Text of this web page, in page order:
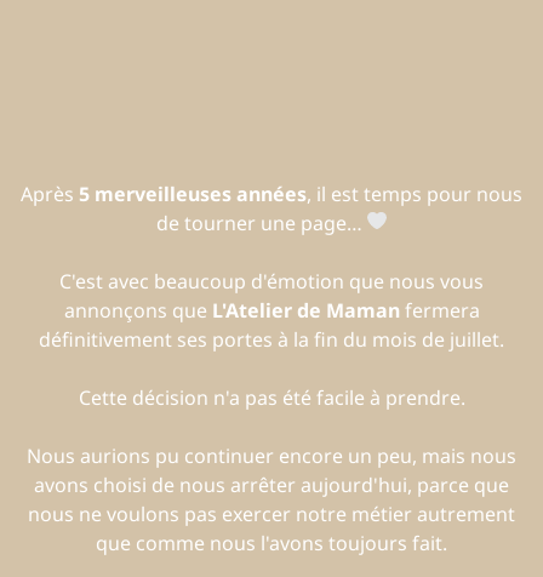
Après 5 merveilleuses années, il est temps pour nous
de tourner une page…
C'est avec beaucoup d'émotion que nous vous
annonçons que L'Atelier de Maman fermera
définitivement ses portes à la fin du mois de juillet.
Cette décision n'a pas été facile à prendre.
Nous aurions pu continuer encore un peu, mais nous
avons choisi de nous arrêter aujourd'hui, parce que
nous ne voulons pas exercer notre métier autrement
que comme nous l'avons toujours fait.